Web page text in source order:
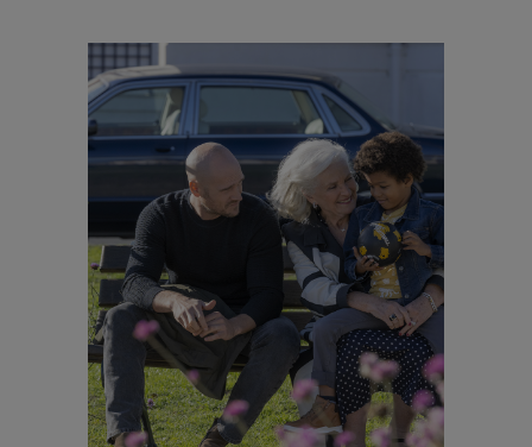
protagonistes seront confrontés à une situation
totalement nouvelle et à des tribulations qui les
réuniront tant dans l’adversité que dans la complicité,
ce doux mélange paradoxal inhérent au métier
d’agent. Le clap de fin de ces 44 jours de tournage
a sonné ce mardi 2 décembre dans la joie et
l'émotion de cette équipe complice et de ces belles
images capturées. Maintenant, place à la post-
production, et rendez-vous en 2026 pour découvrir la
suite des aventures de notre équipe d'agents ! Vous
pouvez encore retrouver l'intégralité des quatre
saisons sur France.tv et Netflix.